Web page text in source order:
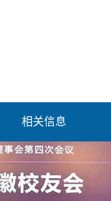
相关信息